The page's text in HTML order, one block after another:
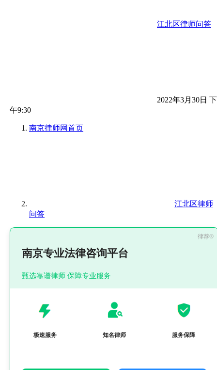
江北区律师问答
2022年3月30日 下
午9:30
南京律师网首页
江北区律师
问答
南京专业法律咨询平台
甄选靠谱律师 保障专业服务
极速服务 知名律师 服务保障